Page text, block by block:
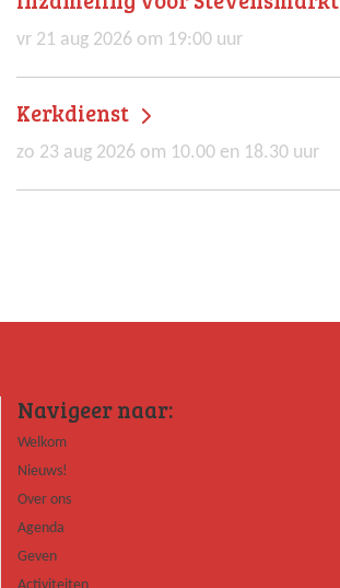
vr 21 aug 2026 om 19:00 uur
Kerkdienst
zo 23 aug 2026 om 10.00 en 18.30 uur
Navigeer naar:
Welkom
Nieuws!
Over ons
Agenda
Geven